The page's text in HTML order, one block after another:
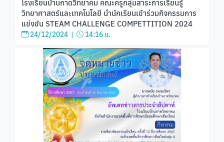
โรงเรียนบ้านกาดวิทยาคม คณะครูกลุ่มสาระการเรียนรู้
วิทยาศาสตร์และเทคโนโลยี นำนักเรียนเข้าร่วมกิจกรรมการ
แข่งขัน STEAM CHALLENGE COMPETTITION 2024
24/12/2024 | 14:16 น.